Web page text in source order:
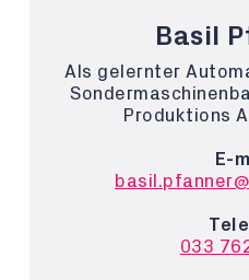
Basil
Als gelernter
Produktions
E-
033